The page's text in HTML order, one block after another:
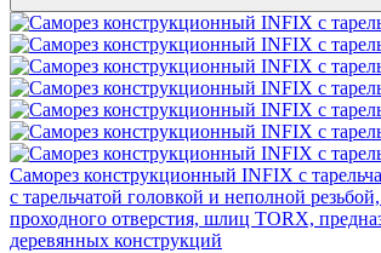
Саморез конструкционный INFIX с
c тарельчатой головкой и неполной
проходного отверстия, шлиц TORX,
деревянных конструкций